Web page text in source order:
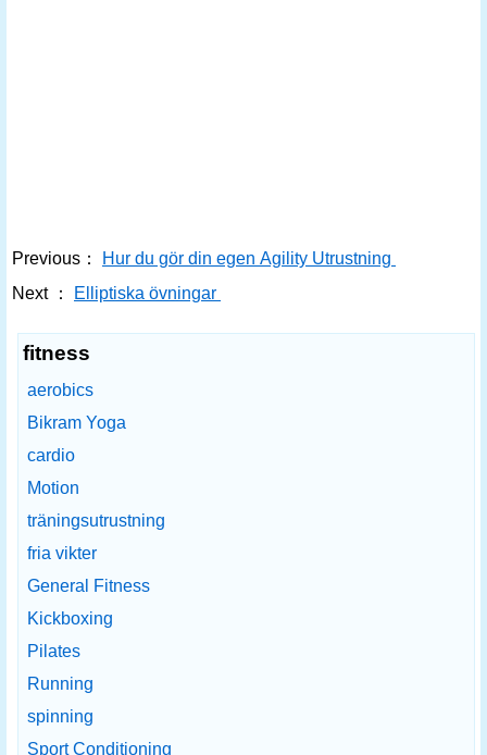
Previous：
Hur du gör din egen Agility Utrustning
Next ：
Elliptiska övningar
fitness
aerobics
Bikram Yoga
cardio
Motion
träningsutrustning
fria vikter
General Fitness
Kickboxing
Pilates
Running
spinning
Sport Conditioning